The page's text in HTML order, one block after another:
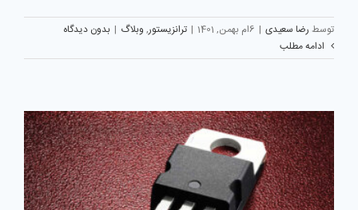
توسط رضا سعیدی | 6ام بهمن, 1401 | ترانزیستور, وبلاگ | بدون دیدگاه
ادامه مطلب